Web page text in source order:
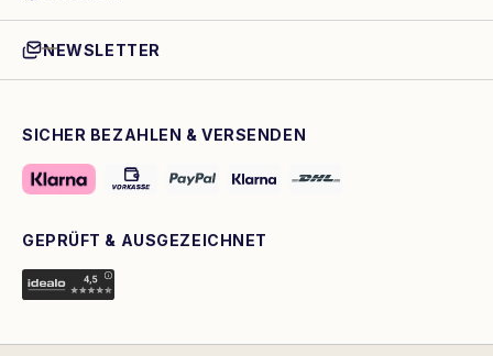
NEWSLETTER
SICHER BEZAHLEN & VERSENDEN
GEPRÜFT & AUSGEZEICHNET